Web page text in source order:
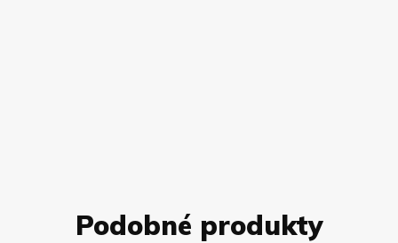
Podobné produkty